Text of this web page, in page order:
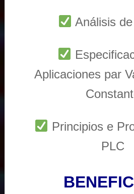
Análisis
Aplicaciones par
Principios e
PLC